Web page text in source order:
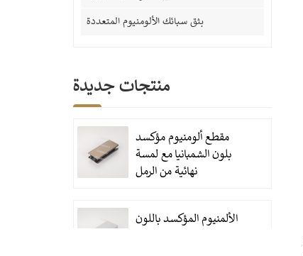
بثق سبائك الألومنيوم المتعددة
منتجات جديدة
مقطع ألومنيوم مؤكسد
بلون الشمبانيا مع لمسة
نهائية من الرمل
الألمنيوم المؤكسد باللون